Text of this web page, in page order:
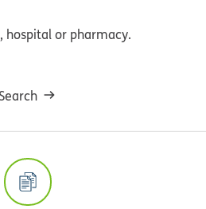
hospital or pharmacy.